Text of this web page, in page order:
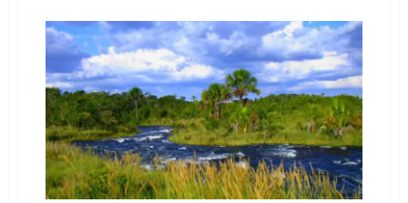
PAC
destina
mais
de
R$
1
bilhão
para
bacias
hidrográficas
e
inclui
ações
no